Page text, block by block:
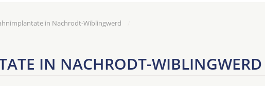
in Nachrodt-Wiblingwerd
IN NACHRODT-WIBLINGWERD